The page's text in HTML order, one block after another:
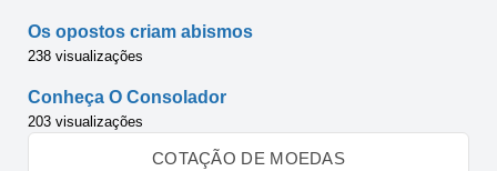
Os opostos criam abismos
238 visualizações
Conheça O Consolador
203 visualizações
COTAÇÃO DE MOEDAS